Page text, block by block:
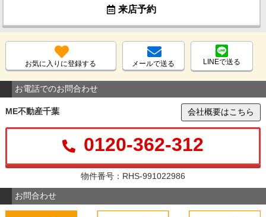
来店予約
お気に入りに登録する メールで送る LINEで送る
お電話でのお問合わせ
ME不動産千葉 会社概要はこちら
0120-362-312
物件番号：RHS-991022986
お問合わせ